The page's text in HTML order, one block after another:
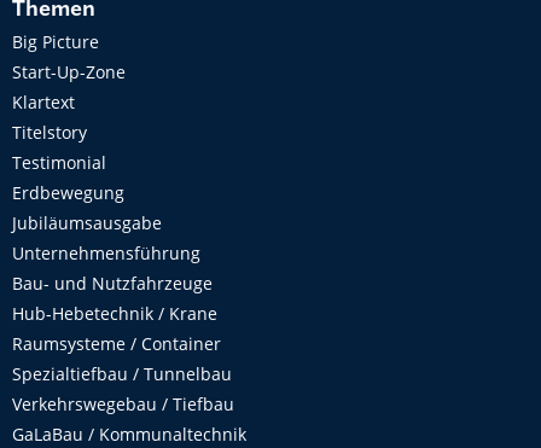
Themen
Big Picture
Start-Up-Zone
Klartext
Titelstory
Testimonial
Erdbewegung
Jubiläumsausgabe
Unternehmensführung
Bau- und Nutzfahrzeuge
Hub-Hebetechnik / Krane
Raumsysteme / Container
Spezialtiefbau / Tunnelbau
Verkehrswegebau / Tiefbau
GaLaBau / Kommunaltechnik